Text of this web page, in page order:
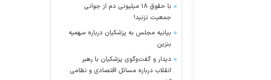
با حقوق ۱۸ میلیونی دم از جوانی
جمعیت نزنید!
بیانیه مجلس به پزشکیان درباره سهمیه
بنزین
دیدار و گفت‌وگوی پزشکیان با رهبر
انقلاب درباره مسائل اقتصادی و نظامی